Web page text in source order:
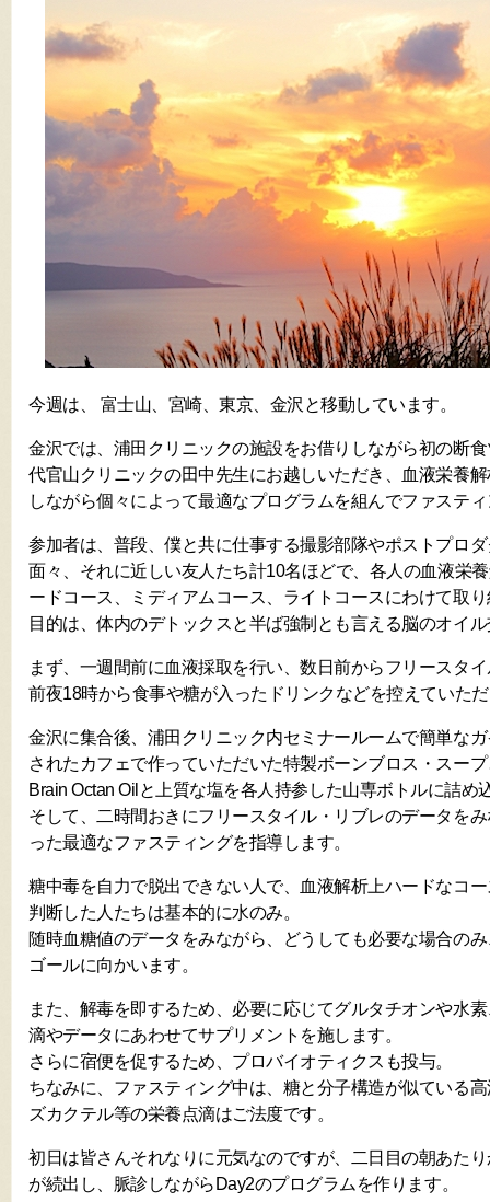
今週は、 富士山、宮崎、東京、金沢と移動しています。
金沢では、浦田クリニックの施設をお借りしながら初の断
代官山クリニックの田中先生にお越しいただき、血液栄養
しながら個々によって最適なプログラムを組んでファステ
参加者は、普段、僕と共に仕事する撮影部隊やポストプロ
面々、それに近しい友人たち計10名ほどで、各人の血液栄
ードコース、ミディアムコース、ライトコースにわけて取
目的は、体内のデトックスと半ば強制とも言える脳のオイ
まず、一週間前に血液採取を行い、数日前からフリースタ
前夜18時から食事や糖が入ったドリンクなどを控えていた
金沢に集合後、浦田クリニック内セミナールームで簡単な
されたカフェで作っていただいた特製ボーンブロス・スー
Brain Octan Oilと上質な塩を各人持参した山専ボトルに詰め
そして、二時間おきにフリースタイル・リブレのデータを
った最適なファスティングを指導します。
糖中毒を自力で脱出できない人で、血液解析上ハードなコ
判断した人たちは基本的に水のみ。
随時血糖値のデータをみながら、どうしても必要な場合の
ゴールに向かいます。
また、解毒を即するため、必要に応じてグルタチオンや水
滴やデータにあわせてサプリメントを施します。
さらに宿便を促するため、プロバイオティクスも投与。
ちなみに、ファスティング中は、糖と分子構造が似ている
ズカクテル等の栄養点滴はご法度です。
初日は皆さんそれなりに元気なのですが、二日目の朝あた
が続出し、脈診しながらDay2のプログラムを作ります。